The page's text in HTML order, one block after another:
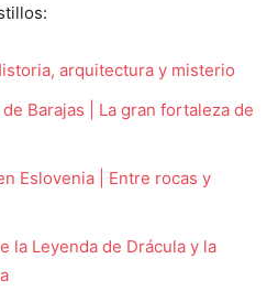
arquitectura y misterio
Barajas | La gran fortaleza de
Eslovenia | Entre rocas y
la Leyenda de Drácula y la